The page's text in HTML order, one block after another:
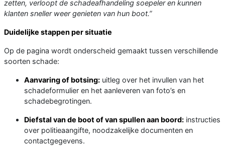
zetten, verloopt de schadeafhandeling soepeler en kunnen
klanten sneller weer genieten van hun boot.”
Duidelijke stappen per situatie
Op de pagina wordt onderscheid gemaakt tussen verschillende
soorten schade:
Aanvaring of botsing: uitleg over het invullen van het
schadeformulier en het aanleveren van foto’s en
schadebegrotingen.
Diefstal van de boot of van spullen aan boord: instructies
over politieaangifte, noodzakelijke documenten en
contactgegevens.